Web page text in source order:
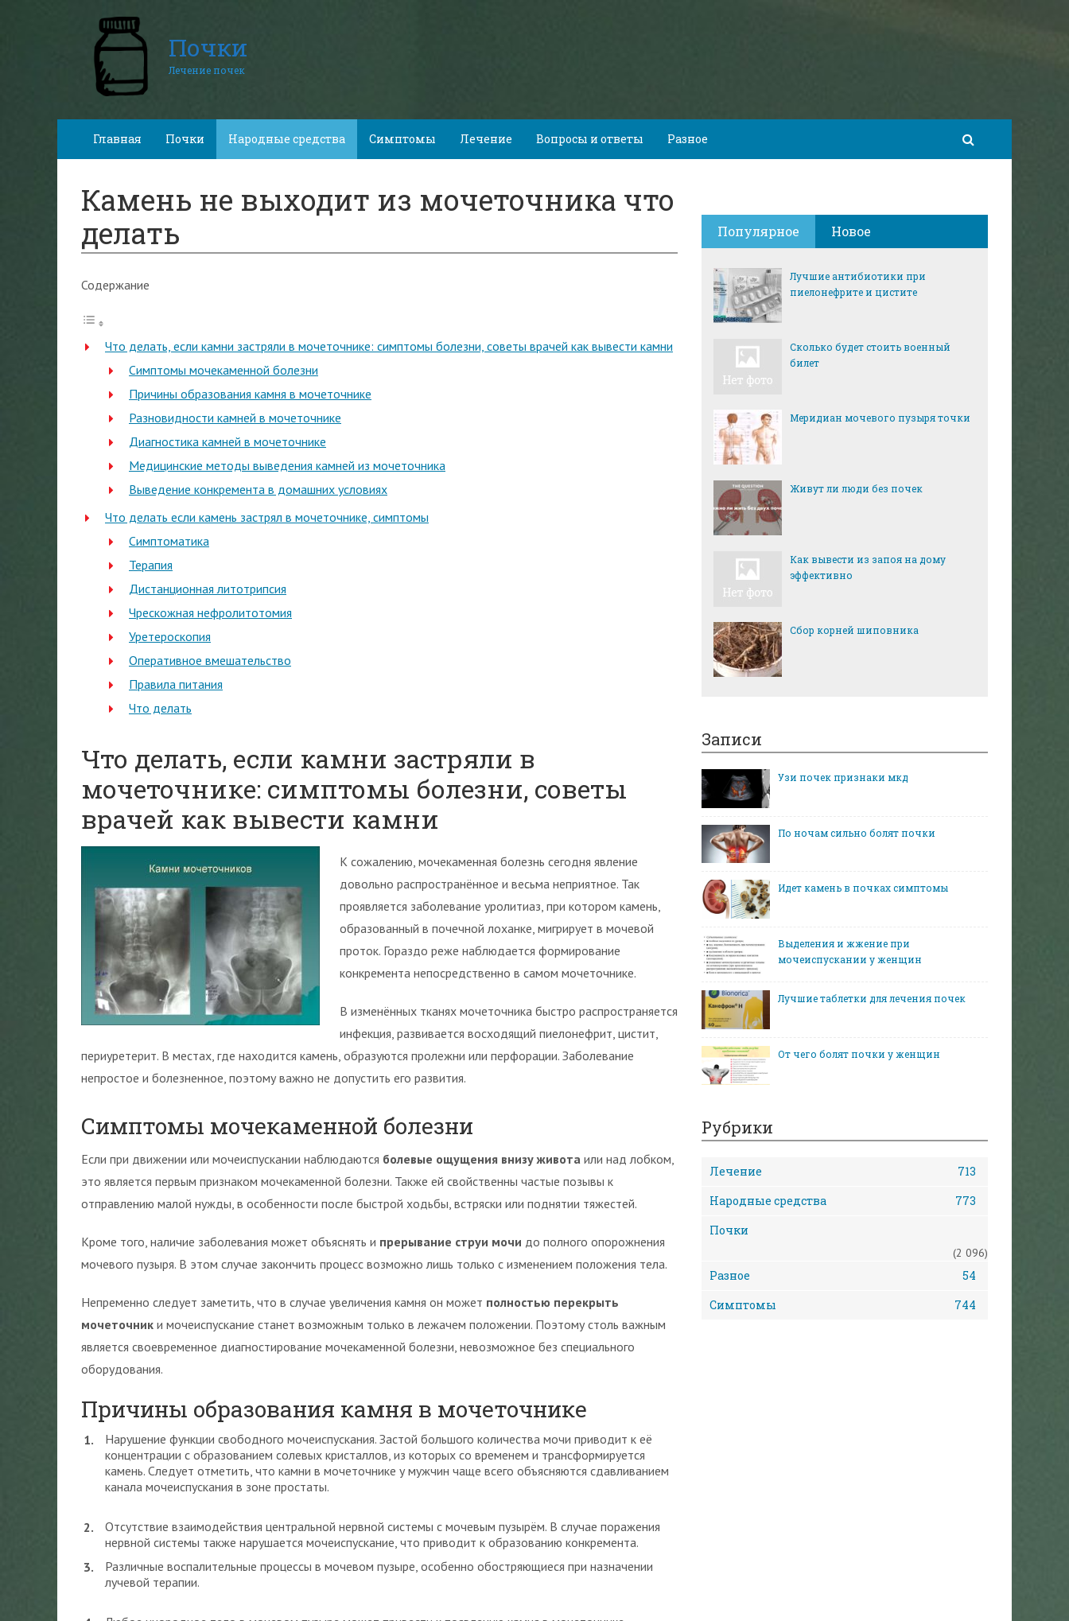
Почки
Лечение почек
Главная Почки Народные средства Симптомы Лечение Вопросы и ответы Разное
Камень не выходит из мочеточника что
делать
Содержание
Что делать, если камни застряли в мочеточнике: симптомы болезни, советы врачей как вывести камни
Симптомы мочекаменной болезни
Причины образования камня в мочеточнике
Разновидности камней в мочеточнике
Диагностика камней в мочеточнике
Медицинские методы выведения камней из мочеточника
Выведение конкремента в домашних условиях
Что делать если камень застрял в мочеточнике, симптомы
Симптоматика
Терапия
Дистанционная литотрипсия
Чрескожная нефролитотомия
Уретероскопия
Оперативное вмешательство
Правила питания
Что делать
Что делать, если камни застряли в
мочеточнике: симптомы болезни, советы
врачей как вывести камни
К сожалению, мочекаменная болезнь сегодня явление
довольно распространённое и весьма неприятное. Так
проявляется заболевание уролитиаз, при котором камень,
образованный в почечной лоханке, мигрирует в мочевой
проток. Гораздо реже наблюдается формирование
конкремента непосредственно в самом мочеточнике.
В изменённых тканях мочеточника быстро распространяется
инфекция, развивается восходящий пиелонефрит, цистит,
периуретерит. В местах, где находится камень, образуются пролежни или перфорации. Заболевание
непростое и болезненное, поэтому важно не допустить его развития.
Симптомы мочекаменной болезни
Если при движении или мочеиспускании наблюдаются болевые ощущения внизу живота или над лобком,
это является первым признаком мочекаменной болезни. Также ей свойственны частые позывы к
отправлению малой нужды, в особенности после быстрой ходьбы, встряски или поднятии тяжестей.
Кроме того, наличие заболевания может объяснять и прерывание струи мочи до полного опорожнения
мочевого пузыря. В этом случае закончить процесс возможно лишь только с изменением положения тела.
Непременно следует заметить, что в случае увеличения камня он может полностью перекрыть
мочеточник и мочеиспускание станет возможным только в лежачем положении. Поэтому столь важным
является своевременное диагностирование мочекаменной болезни, невозможное без специального
оборудования.
Причины образования камня в мочеточнике
Нарушение функции свободного мочеиспускания. Застой большого количества мочи приводит к её
концентрации с образованием солевых кристаллов, из которых со временем и трансформируется
камень. Следует отметить, что камни в мочеточнике у мужчин чаще всего объясняются сдавливанием
канала мочеиспускания в зоне простаты.
Отсутствие взаимодействия центральной нервной системы с мочевым пузырём. В случае поражения
нервной системы также нарушается мочеиспускание, что приводит к образованию конкремента.
Различные воспалительные процессы в мочевом пузыре, особенно обостряющиеся при назначении
лучевой терапии.
Популярное Новое
Лучшие антибиотики при
пиелонефрите и цистите
Сколько будет стоить военный
билет
Меридиан мочевого пузыря точки
Живут ли люди без почек
Как вывести из запоя на дому
эффективно
Сбор корней шиповника
Записи
Узи почек признаки мкд
По ночам сильно болят почки
Идет камень в почках симптомы
Выделения и жжение при
мочеиспускании у женщин
Лучшие таблетки для лечения почек
От чего болят почки у женщин
Рубрики
Лечение
713
Народные средства
773
Почки
(2 096)
Разное
54
Симптомы
744